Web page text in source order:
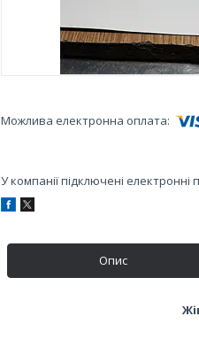
У компанії підключені
Опис